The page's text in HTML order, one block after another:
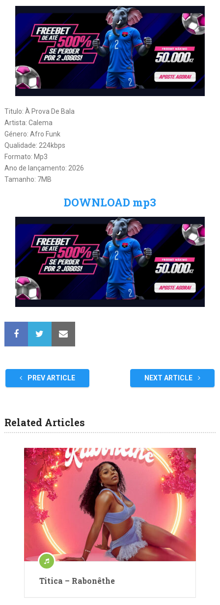
Titulo: À Prova De Bala
Artista: Calema
Género: Afro Funk
Qualidade: 224kbps
Formato: Mp3
Ano de lançamento: 2026
Tamanho: 7MB
DOWNLOAD mp3
PREV ARTICLE NEXT ARTICLE
Related Articles
Titica – Rabonêthe